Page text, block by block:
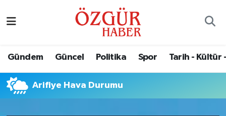
Gündem Güncel Politika Spor Tarih - Kültür
Arifiye Hava Durumu
Eğitim
Nöbetçi Eczaneler
Namaz Vakitleri